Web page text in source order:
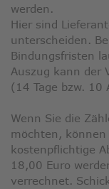
werden.
Hier sind
unterscheiden.
Bindungsfristen
Auszug kann der
(14 Tage bzw. 10
Wenn Sie die
möchten,
kostenpflichtige
18,00 Euro
verrechnet.